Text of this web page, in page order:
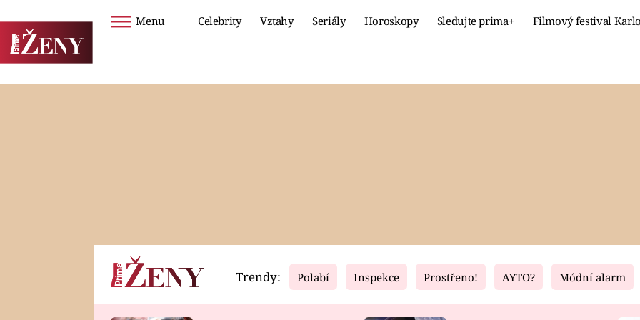
Menu Celebrity Vztahy Seriály Horoskopy Sledujte prima+ Filmový festival
Horoskopy Video Fresh Living
Trendy: Polabí Inspekce Prostřeno! AYTO? Módní alarm